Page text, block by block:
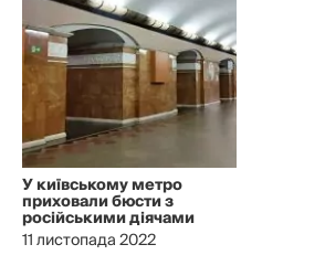
У київському метро
приховали бюсти з
російськими діячами
11 листопада 2022